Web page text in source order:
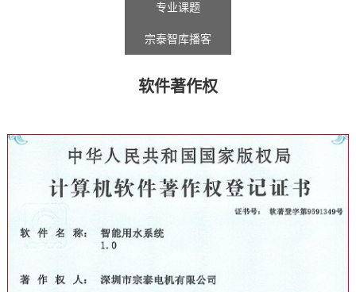
专业课题
宗泰智库播客
软件著作权